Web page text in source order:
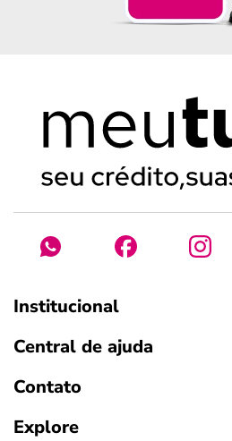
Institucional
Central de ajuda
Contato
Explore